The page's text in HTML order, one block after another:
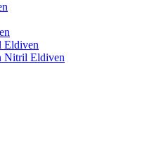
Eldiven
Nitril Eldiven